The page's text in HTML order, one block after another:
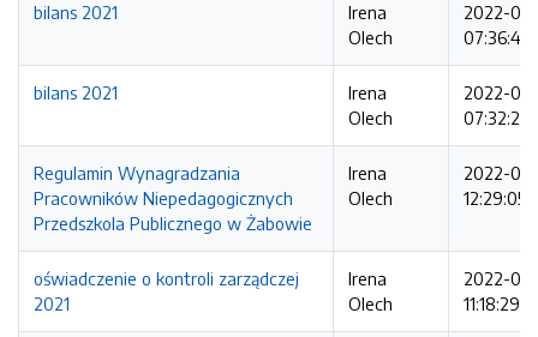
bilans 2021
Irena
Olech
2022-
07:36:43
bilans 2021
Irena
Olech
2022-
07:32:26
Regulamin Wynagradzania
Pracowników Niepedagogicznych
Przedszkola Publicznego w Żabowie
Irena
Olech
2022-02-
12:29:05
oświadczenie o kontroli zarządczej
2021
Irena
Olech
2022-01-
11:18:29